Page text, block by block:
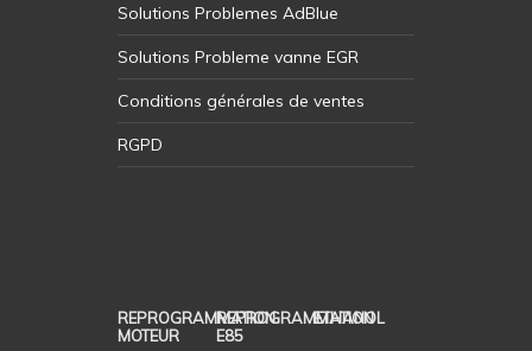
Solutions Problemes AdBlue
Solutions Probleme vanne EGR
Conditions générales de ventes
RGPD
REPROGRAMMATION
MOTEUR
REPROGRAMMATION
E85
ETHANOL